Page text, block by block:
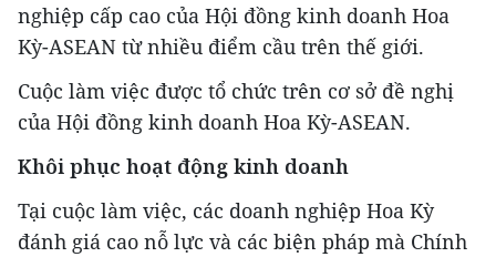
nghiệp cấp cao của Hội đồng kinh doanh Hoa
Kỳ-ASEAN từ nhiều điểm cầu trên thế giới.
Cuộc làm việc được tổ chức trên cơ sở đề nghị
của Hội đồng kinh doanh Hoa Kỳ-ASEAN.
Khôi phục hoạt động kinh doanh
Tại cuộc làm việc, các doanh nghiệp Hoa Kỳ
đánh giá cao nỗ lực và các biện pháp mà Chính